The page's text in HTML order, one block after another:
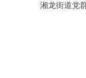
湘龙街道党